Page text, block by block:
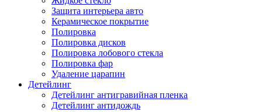
Защита интерьера авто
Керамическое покрытие
Полировка
Полировка дисков
Полировка лобового стекла
Полировка фар
Удаление царапин
Детейлинг
Детейлинг антигравийная пленка
Детейлинг антидождь